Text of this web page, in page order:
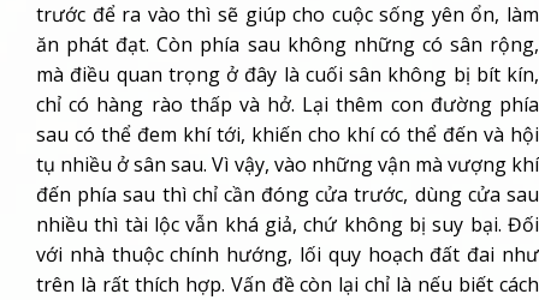
trước để ra vào thì sẽ giúp cho cuộc sống yên ổn, làm
ăn phát đạt. Còn phía sau không những có sân rộng,
mà điều quan trọng ở đây là cuối sân không bị bít kín,
chỉ có hàng rào thấp và hở. Lại thêm con đường phía
sau có thể đem khí tới, khiến cho khí có thể đến và hội
tụ nhiều ở sân sau. Vì vậy, vào những vận mà vượng khí
đến phía sau thì chỉ cần đóng cửa trước, dùng cửa sau
nhiều thì tài lộc vẫn khá giả, chứ không bị suy bại. Đối
với nhà thuộc chính hướng, lối quy hoạch đất đai như
trên là rất thích hợp. Vấn đề còn lại chỉ là nếu biết cách